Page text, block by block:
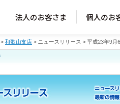
法人のお客さま 個人のお
> 和歌山支店 > ニュースリリース > 平成23年9月